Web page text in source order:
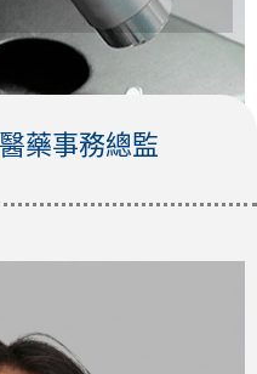
藥事務總監